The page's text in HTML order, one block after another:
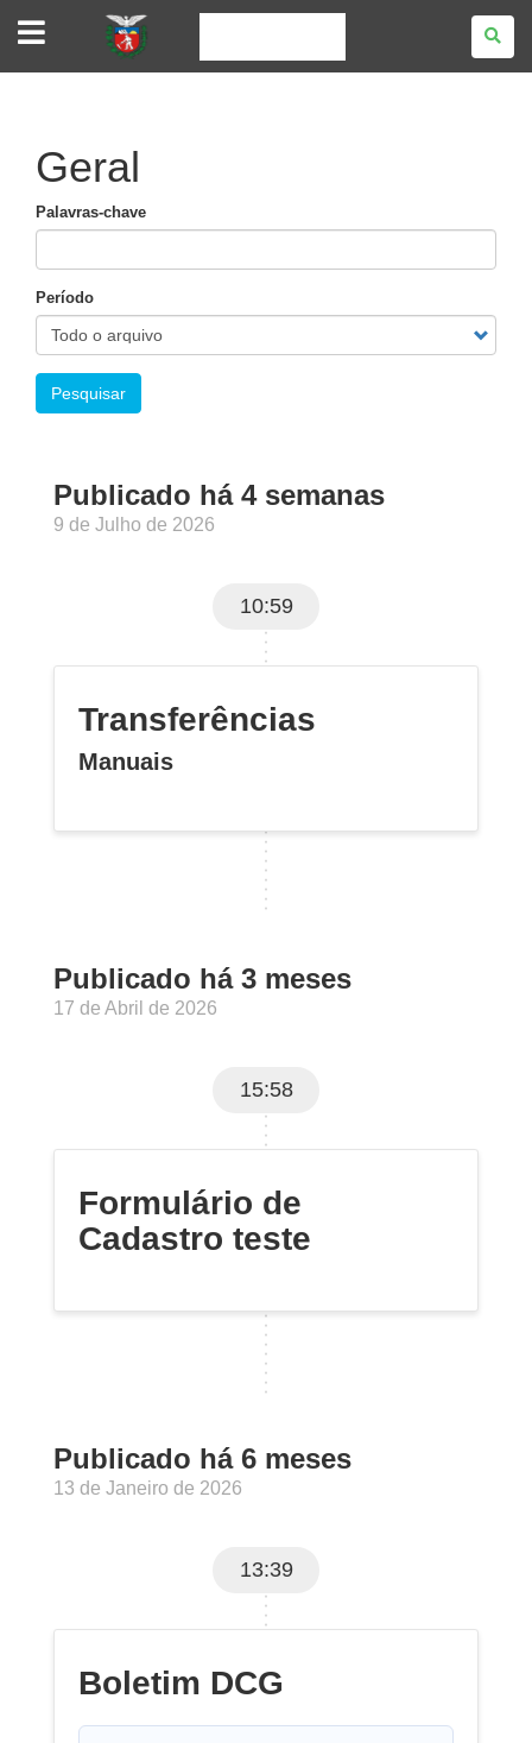
SIAFIC
INTEGRADO
Geral
Palavras-chave
Período
Pesquisar
Publicado há 4 semanas
9 de Julho de 2026
10:59
Transferências
Manuais
Publicado há 3 meses
17 de Abril de 2026
15:58
Formulário de
Cadastro teste
Publicado há 6 meses
13 de Janeiro de 2026
13:39
Boletim DCG